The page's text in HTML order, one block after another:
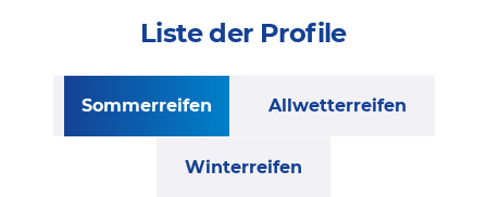
Liste der Profile
Sommerreifen Allwetterreifen
Winterreifen